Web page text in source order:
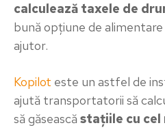
calculează taxele de
bună opțiune de
ajutor.
Kopilot este un astfel de
ajută transportatorii să
să găseascăstațiile cu cel